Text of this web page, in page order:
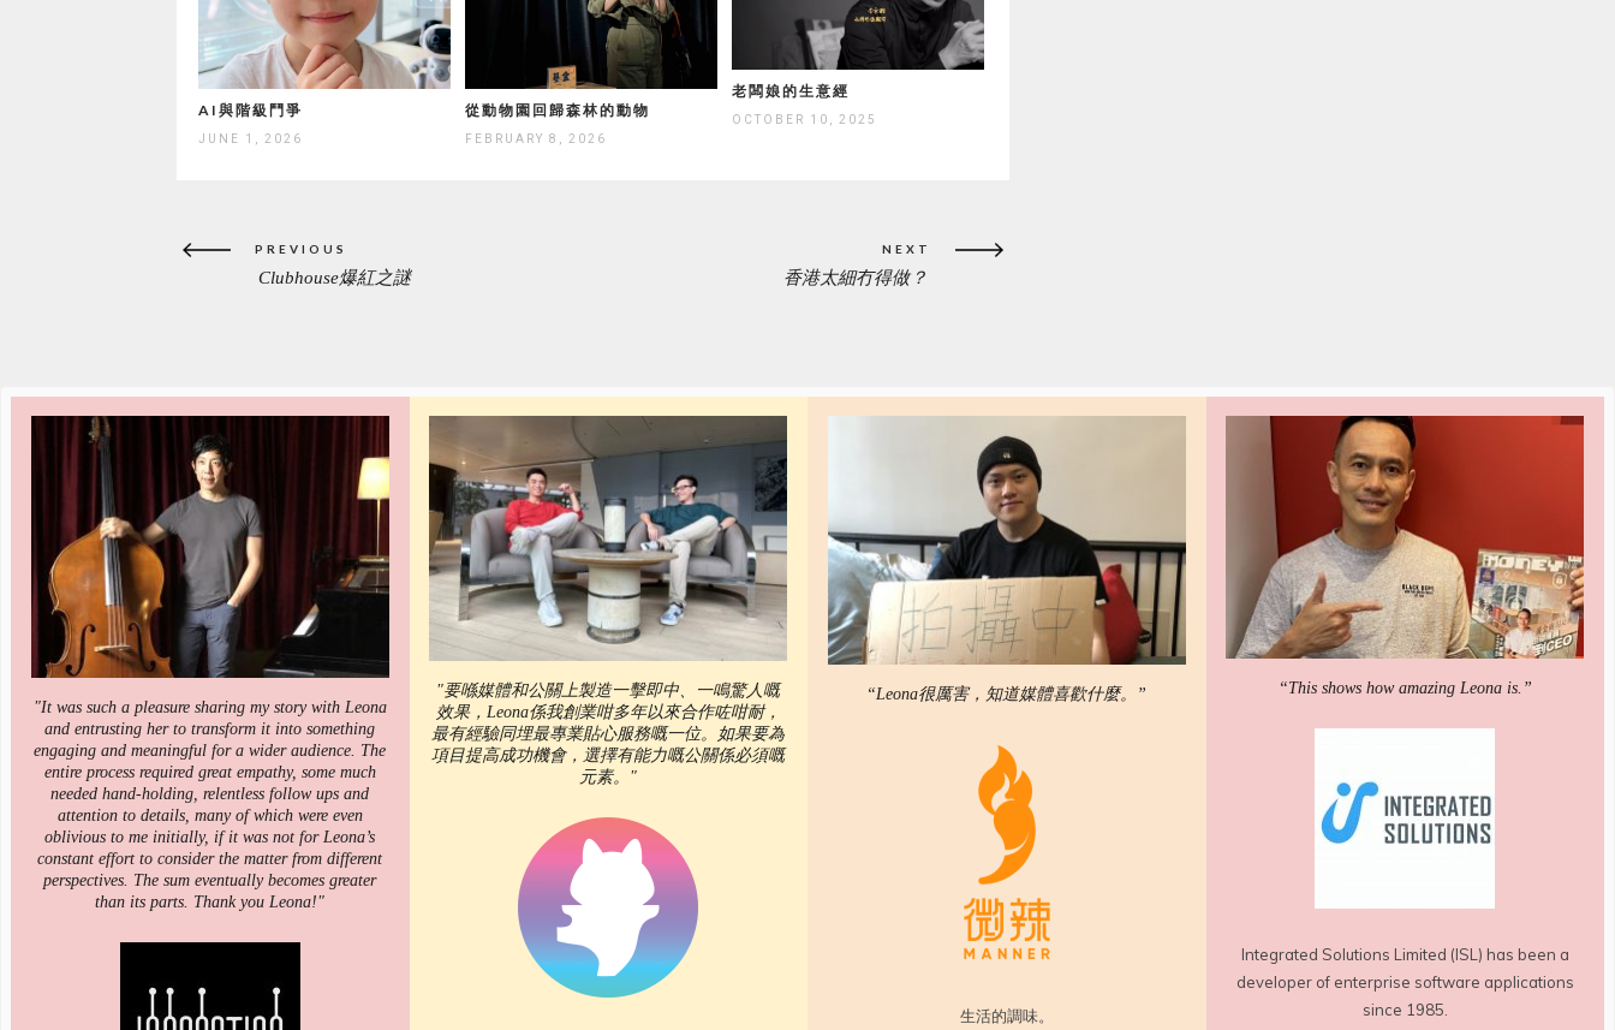
AI與階級鬥爭
JUNE 1, 2026
從動物園回歸森林的動物
FEBRUARY 8, 2026
老闆娘的生意經
OCTOBER 10, 2025
PREVIOUS
PREVIOUSClubhouse爆紅之謎
NEXT
香港太細冇得做？
"It was such a pleasure sharing my story with Leona
and entrusting her to transform it into something
engaging and meaningful for a wider audience. The
entire process required great empathy, some much
needed hand-holding, relentless follow ups and
attention to details, many of which were even
oblivious to me initially, if it was not for Leona’s
constant effort to consider the matter from different
perspectives. The sum eventually becomes greater
than its parts. Thank you Leona!"
"要喺媒體和公關上製造一擊即中、一鳴驚人嘅
效果，Leona係我創業咁多年以來合作咗咁耐，
最有經驗同埋最專業貼心服務嘅一位。如果要為
項目提高成功機會，選擇有能力嘅公關係必須嘅
元素。"
“Leona很厲害，知道媒體喜歡什麼。”
生活的調味。
“This shows how amazing Leona is.”
Integrated Solutions Limited (ISL) has been a
developer of enterprise software applications
since 1985.